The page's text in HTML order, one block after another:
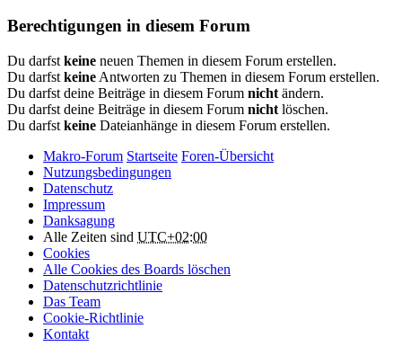
Berechtigungen in diesem Forum
Du darfst keine neuen Themen in diesem Forum erstellen.
Du darfst keine Antworten zu Themen in diesem Forum erstellen.
Du darfst deine Beiträge in diesem Forum nicht ändern.
Du darfst deine Beiträge in diesem Forum nicht löschen.
Du darfst keine Dateianhänge in diesem Forum erstellen.
Makro-Forum Startseite Foren-Übersicht
Nutzungsbedingungen
Datenschutz
Impressum
Danksagung
Alle Zeiten sind UTC+02:00
Cookies
Alle Cookies des Boards löschen
Datenschutzrichtlinie
Das Team
Cookie-Richtlinie
Kontakt